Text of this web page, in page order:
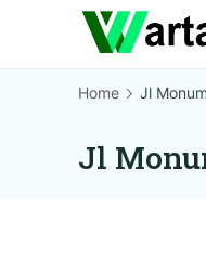
Home Jl
Jl